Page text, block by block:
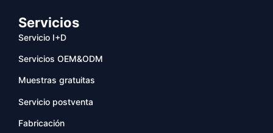
Servicios
Servicio I+D
Servicios OEM&ODM
Muestras gratuitas
Servicio postventa
Fabricación